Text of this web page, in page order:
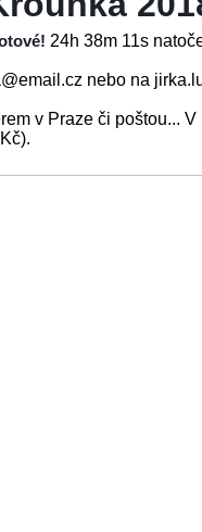
24h 38m 11s
nebo na
v Praze či poštou...